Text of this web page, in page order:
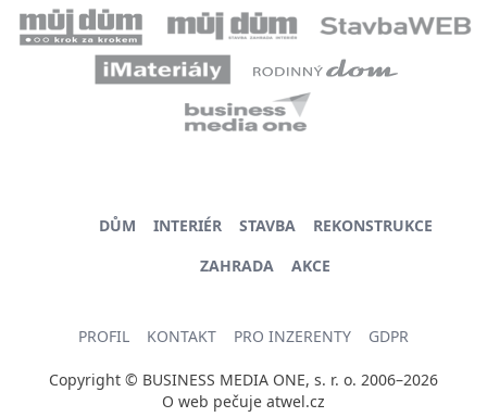
DŮM INTERIÉR STAVBA
REKONSTRUKCE
ZAHRADA
AKCE
PROFIL KONTAKT PRO INZERENTY GDPR
Copyright © BUSINESS MEDIA ONE, s. r. o. 2006–2026